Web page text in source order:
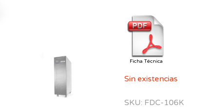
Ficha Técnica
Sin existencias
SKU: FDC-106K